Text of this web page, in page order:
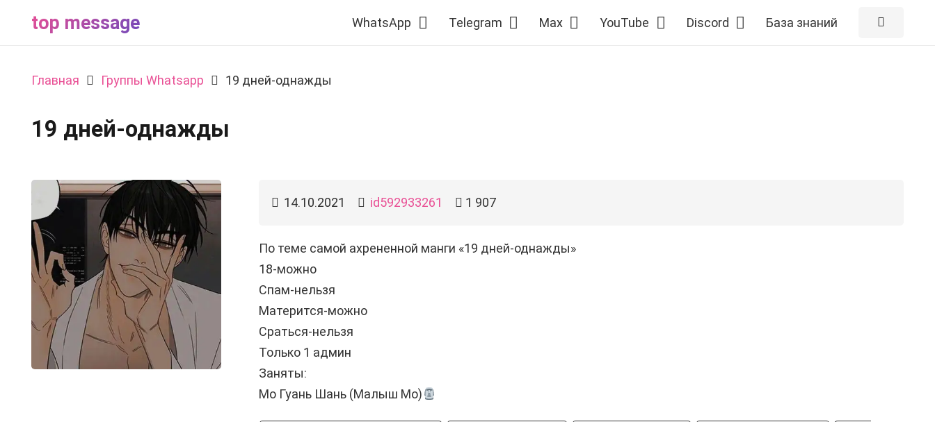
top message WhatsApp Telegram Max YouTube Discord База знаний
Главная Группы Whatsapp 19 дней-однажды
19 дней-однажды
14.10.2021 id592933261 1 907
По теме самой ахрененной манги «19 дней-однажды»
18-можно
Спам-нельзя
Матерится-можно
Сраться-нельзя
Только 1 админ
Заняты:
Мо Гуань Шань (Малыш Мо)